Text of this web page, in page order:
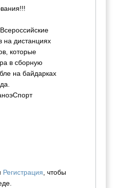
на дистанциях
которые
в сборную
на байдарках
Регистрация, чтобы